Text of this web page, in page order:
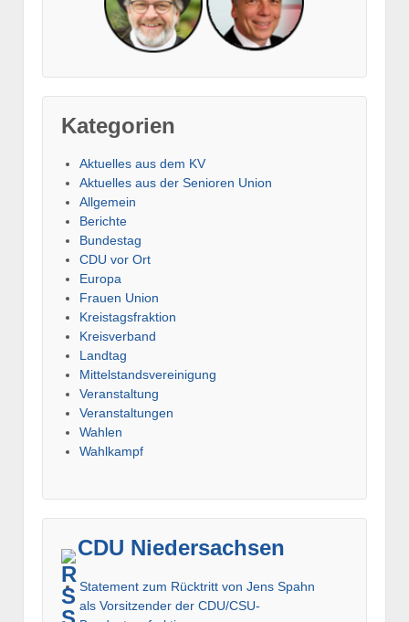
Kategorien
Aktuelles aus dem KV
Aktuelles aus der Senioren Union
Allgemein
Berichte
Bundestag
CDU vor Ort
Europa
Frauen Union
Kreistagsfraktion
Kreisverband
Landtag
Mittelstandsvereinigung
Veranstaltung
Veranstaltungen
Wahlen
Wahlkampf
CDU Niedersachsen
Statement zum Rücktritt von Jens Spahn
als Vorsitzender der CDU/CSU-